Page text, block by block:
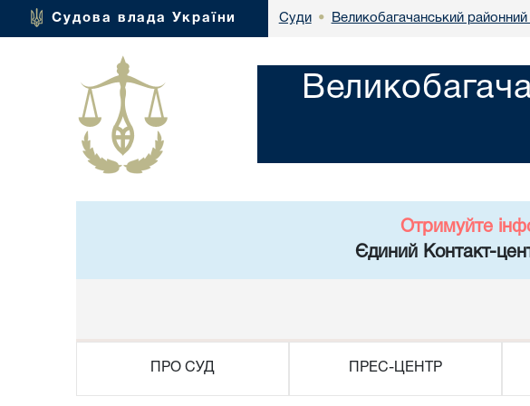
Судова влада України Суди • Великобагачанський районний
Отримуйте
Єдиний Контакт-
ПРО СУД ПРЕС-ЦЕНТР